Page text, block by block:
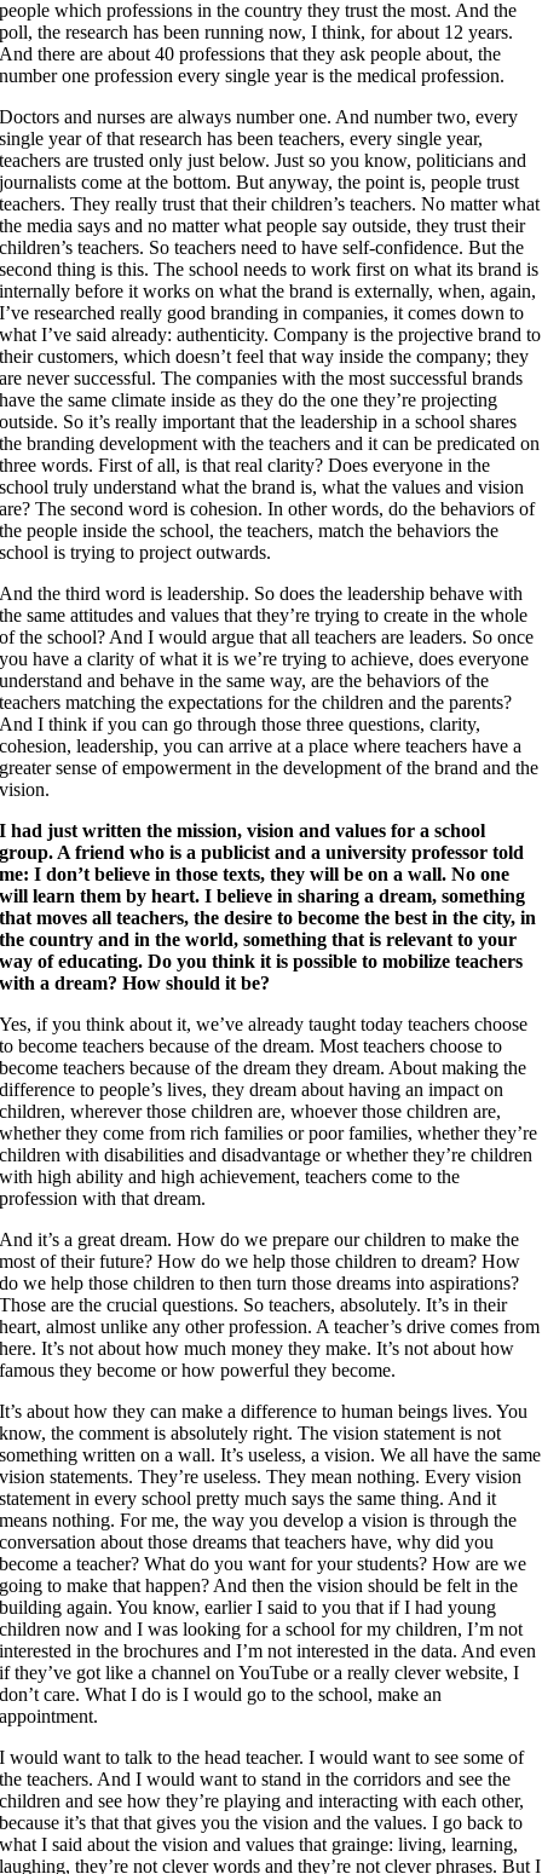
people which professions in the country they trust the most. And the
poll, the research has been running now, I think, for about 12 years.
And there are about 40 professions that they ask people about, the
number one profession every single year is the medical profession.
Doctors and nurses are always number one. And number two, every
single year of that research has been teachers, every single year,
teachers are trusted only just below. Just so you know, politicians and
journalists come at the bottom. But anyway, the point is, people trust
teachers. They really trust that their children’s teachers. No matter what
the media says and no matter what people say outside, they trust their
children’s teachers. So teachers need to have self-confidence. But the
second thing is this. The school needs to work first on what its brand is
internally before it works on what the brand is externally, when, again,
I’ve researched really good branding in companies, it comes down to
what I’ve said already: authenticity. Company is the projective brand to
their customers, which doesn’t feel that way inside the company; they
are never successful. The companies with the most successful brands
have the same climate inside as they do the one they’re projecting
outside. So it’s really important that the leadership in a school shares
the branding development with the teachers and it can be predicated on
three words. First of all, is that real clarity? Does everyone in the
school truly understand what the brand is, what the values and vision
are? The second word is cohesion. In other words, do the behaviors of
the people inside the school, the teachers, match the behaviors the
school is trying to project outwards.
And the third word is leadership. So does the leadership behave with
the same attitudes and values that they’re trying to create in the whole
of the school? And I would argue that all teachers are leaders. So once
you have a clarity of what it is we’re trying to achieve, does everyone
understand and behave in the same way, are the behaviors of the
teachers matching the expectations for the children and the parents?
And I think if you can go through those three questions, clarity,
cohesion, leadership, you can arrive at a place where teachers have a
greater sense of empowerment in the development of the brand and the
vision.
I had just written the mission, vision and values for a school
group. A friend who is a publicist and a university professor told
me: I don’t believe in those texts, they will be on a wall. No one
will learn them by heart. I believe in sharing a dream, something
that moves all teachers, the desire to become the best in the city, in
the country and in the world, something that is relevant to your
way of educating. Do you think it is possible to mobilize teachers
with a dream? How should it be?
Yes, if you think about it, we’ve already taught today teachers choose
to become teachers because of the dream. Most teachers choose to
become teachers because of the dream they dream. About making the
difference to people’s lives, they dream about having an impact on
children, wherever those children are, whoever those children are,
whether they come from rich families or poor families, whether they’re
children with disabilities and disadvantage or whether they’re children
with high ability and high achievement, teachers come to the
profession with that dream.
And it’s a great dream. How do we prepare our children to make the
most of their future? How do we help those children to dream? How
do we help those children to then turn those dreams into aspirations?
Those are the crucial questions. So teachers, absolutely. It’s in their
heart, almost unlike any other profession. A teacher’s drive comes from
here. It’s not about how much money they make. It’s not about how
famous they become or how powerful they become.
It’s about how they can make a difference to human beings lives. You
know, the comment is absolutely right. The vision statement is not
something written on a wall. It’s useless, a vision. We all have the same
vision statements. They’re useless. They mean nothing. Every vision
statement in every school pretty much says the same thing. And it
means nothing. For me, the way you develop a vision is through the
conversation about those dreams that teachers have, why did you
become a teacher? What do you want for your students? How are we
going to make that happen? And then the vision should be felt in the
building again. You know, earlier I said to you that if I had young
children now and I was looking for a school for my children, I’m not
interested in the brochures and I’m not interested in the data. And even
if they’ve got like a channel on YouTube or a really clever website, I
don’t care. What I do is I would go to the school, make an
appointment.
I would want to talk to the head teacher. I would want to see some of
the teachers. And I would want to stand in the corridors and see the
children and see how they’re playing and interacting with each other,
because it’s that that gives you the vision and the values. I go back to
what I said about the vision and values that grainge: living, learning,
laughing, they’re not clever words and they’re not clever phrases. But I